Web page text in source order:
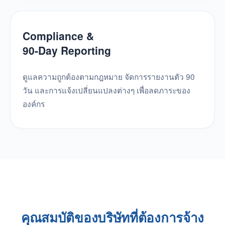
Compliance &
90-Day Reporting
ดูแลความถูกต้องตามกฎหมาย จัดการรายงานตัว 90
วัน และการแจ้งเปลี่ยนแปลงต่างๆ เพื่อลดภาระของ
องค์กร
คุณสมบัติของบริษัทที่ต้องการจ้าง